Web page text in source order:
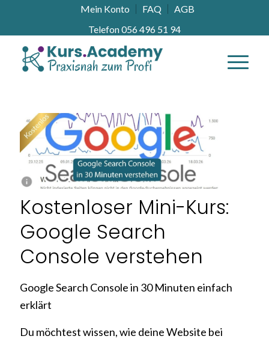
Mein Konto FAQ
AGB
Telefon 056 496 51 94
Kostenloser Mini-Kurs:
Google Search
Console verstehen
Google Search Console in 30 Minuten einfach
erklärt
Du möchtest wissen, wie deine Website bei